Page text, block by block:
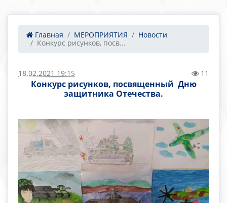
Главная МЕРОПРИЯТИЯ
Новости
Конкурс рисунков, посв...
18.02.2021 19:15 11
Конкурс рисунков, посвященный Дню
защитника Отечества.